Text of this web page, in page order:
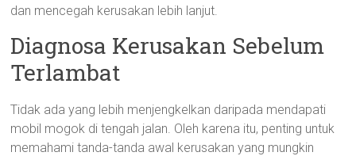
dan mencegah kerusakan lebih lanjut.
Diagnosa Kerusakan Sebelum
Terlambat
Tidak ada yang lebih menjengkelkan daripada mendapati
mobil mogok di tengah jalan. Oleh karena itu, penting untuk
memahami tanda-tanda awal kerusakan yang mungkin